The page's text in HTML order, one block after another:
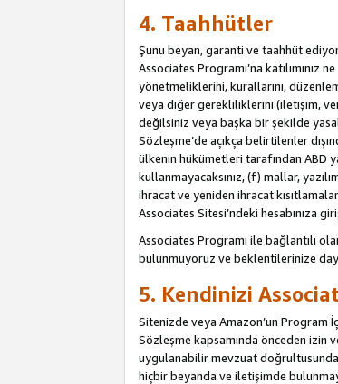
4. Taahhütler
Şunu beyan, garanti ve taahhüt
Associates Programı’na
yönetmeliklerini, kurallarını,
veya diğer gerekliliklerini (iletişim,
değilsiniz veya başka bir şekilde
Sözleşme’de açıkça belirtilenler
ülkenin hükümetleri tarafından ABD
kullanmayacaksınız, (f) mallar,
ihracat ve yeniden ihracat
Associates Sitesi’ndeki hesabınıza
Associates Programı ile bağlantılı
bulunmuyoruz ve beklentilerinize
5. Kendinizi
Sitenizde veya Amazon’un Program
Sözleşme kapsamında önceden izin
uygulanabilir mevzuat doğrultusunda
hiçbir beyanda ve iletişimde